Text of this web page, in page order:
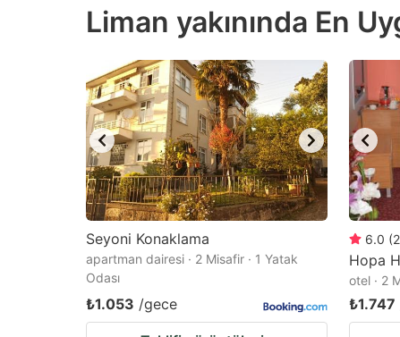
the
mark
key
to
get
the
keyboard
shortcuts
for
dates.
to
Liman yakınında En
Seyoni Konaklama
apartman dairesi · 2 Misafir · 1 Yatak
Odası
₺1.053 /gece
6.0 (
Hopa
otel · 2
₺1.747